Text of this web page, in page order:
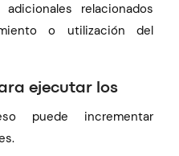
relacionados
o utilización del
ejecutar los
puede incrementar